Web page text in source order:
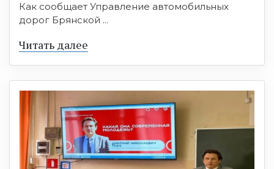
Как сообщает Управление автомобильных
дорог Брянской ...
Читать далее